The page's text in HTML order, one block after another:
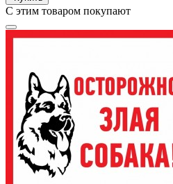
С этим товаром покупают